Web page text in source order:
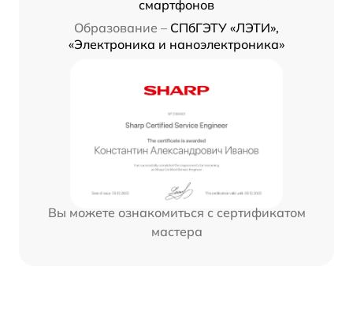
смартфонов
Образование – СПбГЭТУ «ЛЭТИ»,
«Электроника и наноэлектроника»
Вы можете ознакомиться с сертификатом
мастера